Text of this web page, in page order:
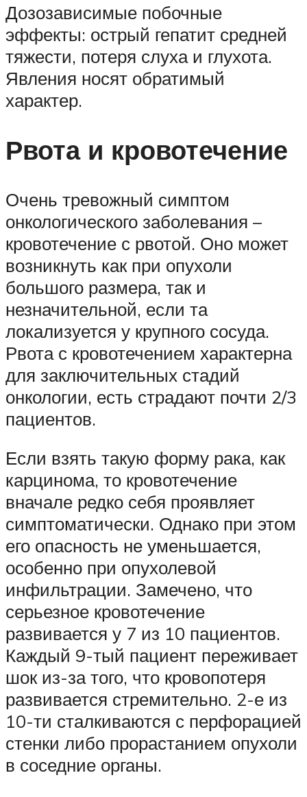
Дозозависимые побочные
эффекты: острый гепатит средней
тяжести, потеря слуха и глухота.
Явления носят обратимый
характер.
Рвота и кровотечение
Очень тревожный симптом
онкологического заболевания –
кровотечение с рвотой. Оно может
возникнуть как при опухоли
большого размера, так и
незначительной, если та
локализуется у крупного сосуда.
Рвота с кровотечением характерна
для заключительных стадий
онкологии, есть страдают почти 2/3
пациентов.
Если взять такую форму рака, как
карцинома, то кровотечение
вначале редко себя проявляет
симптоматически. Однако при этом
его опасность не уменьшается,
особенно при опухолевой
инфильтрации. Замечено, что
серьезное кровотечение
развивается у 7 из 10 пациентов.
Каждый 9-тый пациент переживает
шок из-за того, что кровопотеря
развивается стремительно. 2-е из
10-ти сталкиваются с перфорацией
стенки либо прорастанием опухоли
в соседние органы.